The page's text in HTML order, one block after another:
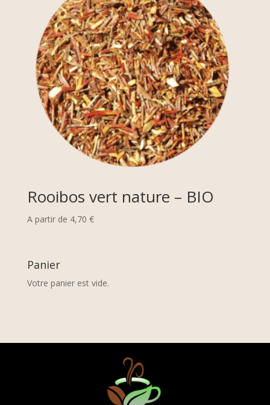
Rooibos vert nature – BIO
A partir de 4,70 €
Panier
Votre panier est vide.